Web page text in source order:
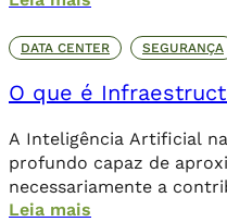
DATA CENTER SEGURANÇA
O que é
A Inteligência Artificial
profundo capaz de
necessariamente a
direta.
Leia mais